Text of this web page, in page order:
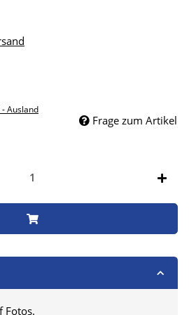
- Ausland
Frage zum Artikel
Fotos.